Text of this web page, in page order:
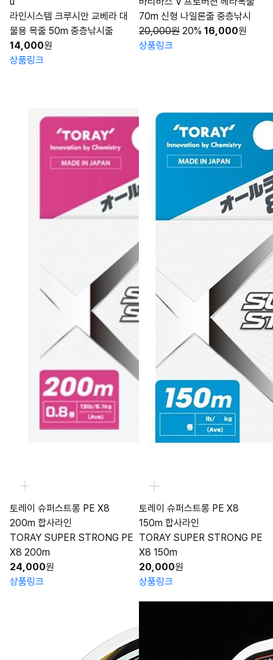
라인시스템 크루시안 교베라 대
물용 목줄 50m 중층낚시줄
14,000원
상품링크
70m 신형 나일론줄 중층낚시
20,000원 20% 16,000원
상품링크
토레이 슈퍼스트롱 PE X8
200m 합사라인
TORAY SUPER STRONG PE
X8 200m
24,000원
상품링크
토레이 슈퍼스트롱 PE X8
150m 합사라인
TORAY SUPER STRONG PE
X8 150m
20,000원
상품링크